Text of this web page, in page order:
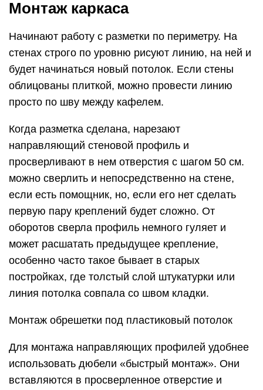
Монтаж каркаса
Начинают работу с разметки по периметру. На
стенах строго по уровню рисуют линию, на ней и
будет начинаться новый потолок. Если стены
облицованы плиткой, можно провести линию
просто по шву между кафелем.
Когда разметка сделана, нарезают
направляющий стеновой профиль и
просверливают в нем отверстия с шагом 50 см.
можно сверлить и непосредственно на стене,
если есть помощник, но, если его нет сделать
первую пару креплений будет сложно. От
оборотов сверла профиль немного гуляет и
может расшатать предыдущее крепление,
особенно часто такое бывает в старых
постройках, где толстый слой штукатурки или
линия потолка совпала со швом кладки.
Монтаж обрешетки под пластиковый потолок
Для монтажа направляющих профилей удобнее
использовать дюбели «быстрый монтаж». Они
вставляются в просверленное отверстие и